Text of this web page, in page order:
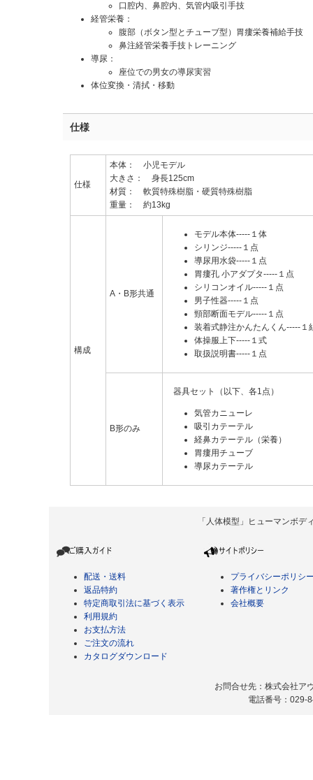
口腔内、鼻腔内、気管内吸引手技
経管栄養：
腹部（ボタン型とチューブ型）胃瘻栄養補給手技
鼻注経管栄養手技トレーニング
導尿：
座位での男女の導尿実習
体位変換・清拭・移動
仕様
仕様
本体： 小児モデル
大きさ： 身長125cm
材質： 軟質特殊樹脂・硬質特殊樹脂
重量： 約13kg
構成
A・B形共通
モデル本体-----１体
シリンジ-----１点
導尿用水袋-----１点
胃瘻孔 小アダプタ-----１点
シリコンオイル-----１点
男子性器-----１点
頸部断面モデル-----１点
装着式静注かんたんくん-----１
体操服上下-----１式
取扱説明書-----１点
B形のみ
器具セット（以下、各1点）
気管カニューレ
吸引カテーテル
経鼻カテーテル（栄養）
胃瘻用チューブ
導尿カテーテル
「人体模型」ヒューマンボ
配送・送料
返品特約
特定商取引法に基づく表示
利用規約
お支払方法
ご注文の流れ
カタログダウンロード
プライバシーポリシ
著作権とリンク
会社概要
お問合せ先：株式会社ア
電話番号：